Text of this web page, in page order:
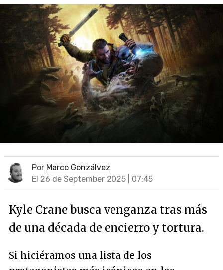
Por Marco Gonzálvez
El 26 de September 2025 | 07:45
Kyle Crane busca venganza tras más
de una década de encierro y tortura.
Si hiciéramos una lista de los